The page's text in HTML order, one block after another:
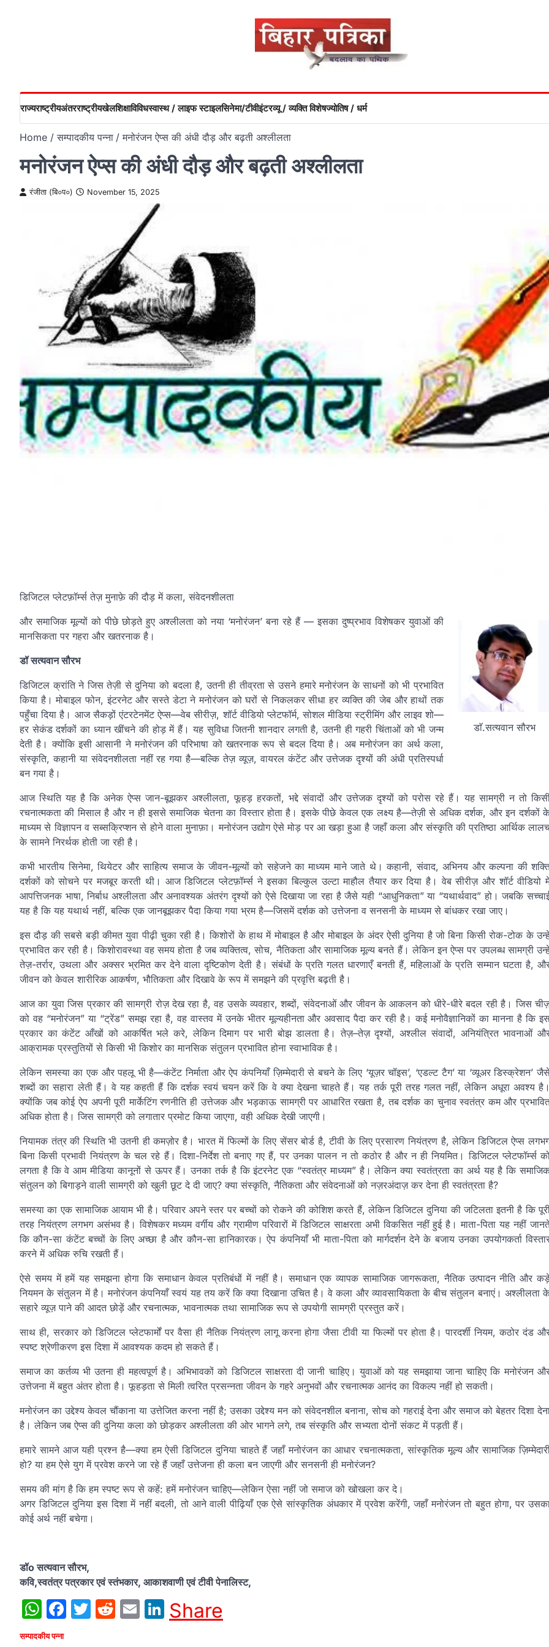
राज्यराष्ट्रीयअंतरराष्ट्रीयखेलशिक्षाविविधस्वास्थ / लाइफ स्टाइलसिनेमा/टीवीइंटरव्यू / व्यक्ति विशेषज्योतिष / धर्म
Home सम्पादकीय पन्ना मनोरंजन ऐप्स की अंधी दौड़ और बढ़ती अश्लीलता
मनोरंजन ऐप्स की अंधी दौड़ और बढ़ती अश्लीलता
रंजीता (बि०प०) November 15, 2025
डिजिटल प्लेटफ़ॉर्म्स तेज़ मुनाफ़े की दौड़ में कला, संवेदनशीलता
डाॅ.सत्यवान सौरभ
और समाजिक मूल्यों को पीछे छोड़ते हुए अश्लीलता को नया ‘मनोरंजन’ बना रहे हैं — इसका दुष्प्रभाव विशेषकर युवाओं की
मानसिकता पर गहरा और खतरनाक है।
डॉ सत्यवान सौरभ
डिजिटल क्रांति ने जिस तेज़ी से दुनिया को बदला है, उतनी ही तीव्रता से उसने हमारे मनोरंजन के साधनों को भी प्रभावित
किया है। मोबाइल फोन, इंटरनेट और सस्ते डेटा ने मनोरंजन को घरों से निकलकर सीधा हर व्यक्ति की जेब और हाथों तक
पहुँचा दिया है। आज सैकड़ों एंटरटेनमेंट ऐप्स—वेब सीरीज़, शॉर्ट वीडियो प्लेटफॉर्म, सोशल मीडिया स्ट्रीमिंग और लाइव शो—
हर सेकंड दर्शकों का ध्यान खींचने की होड़ में हैं। यह सुविधा जितनी शानदार लगती है, उतनी ही गहरी चिंताओं को भी जन्म
देती है। क्योंकि इसी आसानी ने मनोरंजन की परिभाषा को खतरनाक रूप से बदल दिया है। अब मनोरंजन का अर्थ कला,
संस्कृति, कहानी या संवेदनशीलता नहीं रह गया है—बल्कि तेज़ व्यूज़, वायरल कंटेंट और उत्तेजक दृश्यों की अंधी प्रतिस्पर्धा
बन गया है।
आज स्थिति यह है कि अनेक ऐप्स जान-बूझकर अश्लीलता, फूहड़ हरकतों, भद्दे संवादों और उत्तेजक दृश्यों को परोस रहे हैं। यह सामग्री न तो
रचनात्मकता की मिसाल है और न ही इससे समाजिक चेतना का विस्तार होता है। इसके पीछे केवल एक लक्ष्य है—तेज़ी से अधिक दर्शक, और इन दर्शकों
माध्यम से विज्ञापन व सब्सक्रिप्शन से होने वाला मुनाफ़ा। मनोरंजन उद्योग ऐसे मोड़ पर आ खड़ा हुआ है जहाँ कला और संस्कृति की प्रतिष्ठा आर्थिक
के सामने निरर्थक होती जा रही है।
कभी भारतीय सिनेमा, थियेटर और साहित्य समाज के जीवन-मूल्यों को सहेजने का माध्यम माने जाते थे। कहानी, संवाद, अभिनय और कल्पना की
दर्शकों को सोचने पर मजबूर करती थी। आज डिजिटल प्लेटफ़ॉर्म्स ने इसका बिल्कुल उल्टा माहौल तैयार कर दिया है। वेब सीरीज़ और शॉर्ट वीडियो
आपत्तिजनक भाषा, निर्बाध अश्लीलता और अनावश्यक अंतरंग दृश्यों को ऐसे दिखाया जा रहा है जैसे यही “आधुनिकता” या “यथार्थवाद” हो। जबकि
यह है कि यह यथार्थ नहीं, बल्कि एक जानबूझकर पैदा किया गया भ्रम है—जिसमें दर्शक को उत्तेजना व सनसनी के माध्यम से बांधकर रखा जाए।
इस दौड़ की सबसे बड़ी कीमत युवा पीढ़ी चुका रही है। किशोरों के हाथ में मोबाइल है और मोबाइल के अंदर ऐसी दुनिया है जो बिना किसी रोक-टोक के
प्रभावित कर रही है। किशोरावस्था वह समय होता है जब व्यक्तित्व, सोच, नैतिकता और सामाजिक मूल्य बनते हैं। लेकिन इन ऐप्स पर उपलब्ध सामग्री
तेज़-तर्रार, उथला और अक्सर भ्रमित कर देने वाला दृष्टिकोण देती है। संबंधों के प्रति गलत धारणाएँ बनती हैं, महिलाओं के प्रति सम्मान घटता है,
जीवन को केवल शारीरिक आकर्षण, भौतिकता और दिखावे के रूप में समझने की प्रवृत्ति बढ़ती है।
आज का युवा जिस प्रकार की सामग्री रोज़ देख रहा है, वह उसके व्यवहार, शब्दों, संवेदनाओं और जीवन के आकलन को धीरे-धीरे बदल रही है। जिस
को वह “मनोरंजन” या “ट्रेंड” समझ रहा है, वह वास्तव में उनके भीतर मूल्यहीनता और अवसाद पैदा कर रही है। कई मनोवैज्ञानिकों का मानना है कि
प्रकार का कंटेंट आँखों को आकर्षित भले करे, लेकिन दिमाग पर भारी बोझ डालता है। तेज़–तेज़ दृश्यों, अश्लील संवादों, अनियंत्रित भावनाओं
आक्रामक प्रस्तुतियों से किसी भी किशोर का मानसिक संतुलन प्रभावित होना स्वाभाविक है।
लेकिन समस्या का एक और पहलू भी है—कंटेंट निर्माता और ऐप कंपनियाँ ज़िम्मेदारी से बचने के लिए ‘यूज़र चॉइस’, ‘एडल्ट टैग’ या ‘व्यूअर डिस्क्रेशन’
शब्दों का सहारा लेती हैं। वे यह कहती हैं कि दर्शक स्वयं चयन करें कि वे क्या देखना चाहते हैं। यह तर्क पूरी तरह गलत नहीं, लेकिन अधूरा अवश्य है।
क्योंकि जब कोई ऐप अपनी पूरी मार्केटिंग रणनीति ही उत्तेजक और भड़काऊ सामग्री पर आधारित रखता है, तब दर्शक का चुनाव स्वतंत्र कम और
अधिक होता है। जिस सामग्री को लगातार प्रमोट किया जाएगा, वही अधिक देखी जाएगी।
नियामक तंत्र की स्थिति भी उतनी ही कमज़ोर है। भारत में फिल्मों के लिए सेंसर बोर्ड है, टीवी के लिए प्रसारण नियंत्रण है, लेकिन डिजिटल ऐप्स
बिना किसी प्रभावी नियंत्रण के चल रहे हैं। दिशा-निर्देश तो बनाए गए हैं, पर उनका पालन न तो कठोर है और न ही नियमित। डिजिटल प्लेटफॉर्म्स
लगता है कि वे आम मीडिया कानूनों से ऊपर हैं। उनका तर्क है कि इंटरनेट एक “स्वतंत्र माध्यम” है। लेकिन क्या स्वतंत्रता का अर्थ यह है कि
संतुलन को बिगाड़ने वाली सामग्री को खुली छूट दे दी जाए? क्या संस्कृति, नैतिकता और संवेदनाओं को नज़रअंदाज़ कर देना ही स्वतंत्रता है?
समस्या का एक सामाजिक आयाम भी है। परिवार अपने स्तर पर बच्चों को रोकने की कोशिश करते हैं, लेकिन डिजिटल दुनिया की जटिलता इतनी है कि
तरह नियंत्रण लगभग असंभव है। विशेषकर मध्यम वर्गीय और ग्रामीण परिवारों में डिजिटल साक्षरता अभी विकसित नहीं हुई है। माता-पिता यह नहीं
कि कौन-सा कंटेंट बच्चों के लिए अच्छा है और कौन-सा हानिकारक। ऐप कंपनियाँ भी माता-पिता को मार्गदर्शन देने के बजाय उनका उपयोगकर्ता
करने में अधिक रुचि रखती हैं।
ऐसे समय में हमें यह समझना होगा कि समाधान केवल प्रतिबंधों में नहीं है। समाधान एक व्यापक सामाजिक जागरूकता, नैतिक उत्पादन नीति और
नियमन के संतुलन में है। मनोरंजन कंपनियाँ स्वयं यह तय करें कि क्या दिखाना उचित है। वे कला और व्यावसायिकता के बीच संतुलन बनाएं। अश्लीलता
सहारे व्यूज़ पाने की आदत छोड़ें और रचनात्मक, भावनात्मक तथा सामाजिक रूप से उपयोगी सामग्री प्रस्तुत करें।
साथ ही, सरकार को डिजिटल प्लेटफार्मों पर वैसा ही नैतिक नियंत्रण लागू करना होगा जैसा टीवी या फिल्मों पर होता है। पारदर्शी नियम, कठोर दंड
स्पष्ट श्रेणीकरण इस दिशा में आवश्यक कदम हो सकते हैं।
समाज का कर्तव्य भी उतना ही महत्वपूर्ण है। अभिभावकों को डिजिटल साक्षरता दी जानी चाहिए। युवाओं को यह समझाया जाना चाहिए कि मनोरंजन
उत्तेजना में बहुत अंतर होता है। फूहड़ता से मिली त्वरित प्रसन्नता जीवन के गहरे अनुभवों और रचनात्मक आनंद का विकल्प नहीं हो सकती।
मनोरंजन का उद्देश्य केवल चौंकाना या उत्तेजित करना नहीं है; उसका उद्देश्य मन को संवेदनशील बनाना, सोच को गहराई देना और समाज को बेहतर दिशा
है। लेकिन जब ऐप्स की दुनिया कला को छोड़कर अश्लीलता की ओर भागने लगे, तब संस्कृति और सभ्यता दोनों संकट में पड़ती हैं।
हमारे सामने आज यही प्रश्न है—क्या हम ऐसी डिजिटल दुनिया चाहते हैं जहाँ मनोरंजन का आधार रचनात्मकता, सांस्कृतिक मूल्य और सामाजिक
हो? या हम ऐसे युग में प्रवेश करने जा रहे हैं जहाँ उत्तेजना ही कला बन जाएगी और सनसनी ही मनोरंजन?
समय की मांग है कि हम स्पष्ट रूप से कहें: हमें मनोरंजन चाहिए—लेकिन ऐसा नहीं जो समाज को खोखला कर दे।
अगर डिजिटल दुनिया इस दिशा में नहीं बदली, तो आने वाली पीढ़ियाँ एक ऐसे सांस्कृतिक अंधकार में प्रवेश करेंगी, जहाँ मनोरंजन तो बहुत होगा, पर
कोई अर्थ नहीं बचेगा।
डॉo सत्यवान सौरभ,
कवि,स्वतंत्र पत्रकार एवं स्तंभकार, आकाशवाणी एवं टीवी पेनालिस्ट,
WhatsApp
Facebook
Twitter
Reddit
EmailLinkedIn
Share
सम्पादकीय पन्ना